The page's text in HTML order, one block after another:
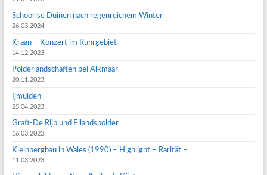
Schoorlse Duinen nach regenreichem Winter
26.03.2024
Kraan – Konzert im Ruhrgebiet
14.12.2023
Polderlandschaften bei Alkmaar
20.11.2023
Ijmuiden
25.04.2023
Graft-De Rijp und Eilandspolder
16.03.2023
Kleinbergbau in Wales (1990) – Highlight – Rarität –
11.03.2023